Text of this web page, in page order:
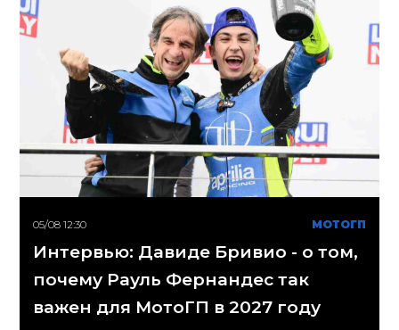
05/08 12:30 МОТОГП
Интервью: Давиде Бривио - о том,
почему Рауль Фернандес так
важен для МотоГП в 2027 году